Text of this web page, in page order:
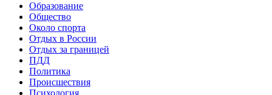
Образование
Общество
Около спорта
Отдых в России
Отдых за границей
ПДД
Политика
Происшествия
Психология